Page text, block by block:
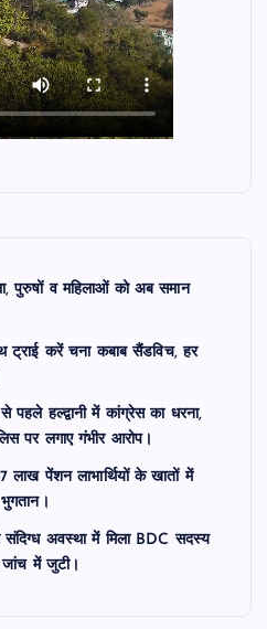
पुरुषों व महिलाओं को अब समान
करें चना कबाब सैंडविच, हर
हल्द्वानी में कांग्रेस का धरना,
पर लगाए गंभीर आरोप।
लाख पेंशन लाभार्थियों के खातों में
संदिग्ध अवस्था में मिला BDC सदस्य
में जुटी।